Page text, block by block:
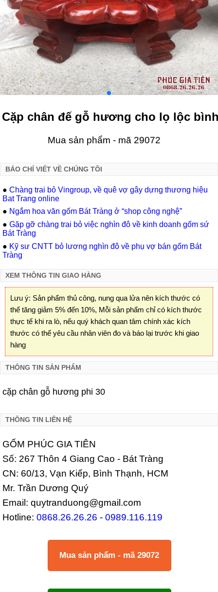
Cặp chân đế gỗ hương cho lọ lộc
Mua sản phẩm - mã 29072
BÁO CHÍ VIẾT VỀ CHÚNG TÔI
● Chàng trai bỏ Vingroup, về quê vợ gây dựng thương hiệu
Bat Trang online
● Ngắm hoa văn gốm Bát Tràng ở “shop công nghệ”
● Gặp gỡ chàng trai bỏ việc nghìn đô về kinh doanh gốm sứ
Bát Tràng
● Kỹ sư CNTT bỏ lương nghìn đô về phụ vợ bán gốm Bát
Tràng
XEM THÔNG TIN GIAO HÀNG
Lưu ý: Sản phẩm thủ công, nung qua lửa nên kích thước có
thể tăng giảm 5% đến 10%, Mỗi sản phẩm chỉ có kích thước
thực tế khi ra lò, nếu quý khách quan tâm chính xác kích
thước có thể yêu cầu nhân viên đo và báo lại trước khi giao
hàng
THÔNG TIN SẢN PHẨM
cặp chân gỗ hương phi 30
THÔNG TIN LIÊN HỆ
GỐM PHÚC GIA TIÊN
Số: 267 Thôn 4 Giang Cao - Bát Tràng
CN: 60/13, Vạn Kiếp, Bình Thạnh, HCM
Mr. Trần Dương Quý
Email: quytranduong@gmail.com
Hotline: 0868.26.26.26 - 0989.116.119
Mua sản phẩm - mã 29072